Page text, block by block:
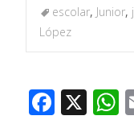
escolar, Junior,
López
F X